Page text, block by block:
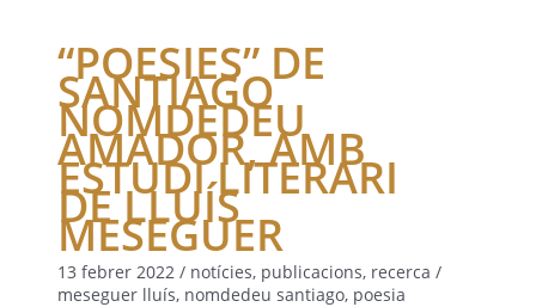
“POESIES” DE
SANTIAGO
NOMDEDEU
AMADOR, AMB
ESTUDI LITERARI
DE LLUÍS
MESEGUER
13 febrer 2022 / notícies, publicacions, recerca /
meseguer lluís, nomdedeu santiago, poesia